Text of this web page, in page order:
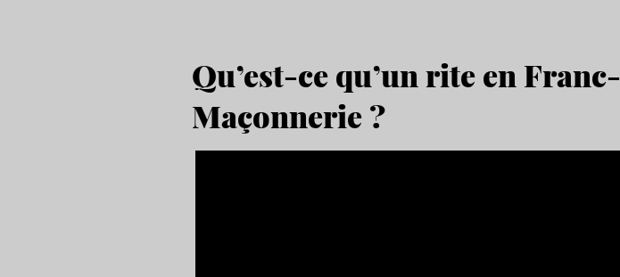
Qu’est-ce qu’un rite en Franc-
Maçonnerie ?